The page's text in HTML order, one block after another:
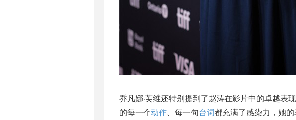
乔凡娜·芙维还特别提到了赵涛在影片中的卓越表
的每一个动作、每一句台词都充满了感染力，她